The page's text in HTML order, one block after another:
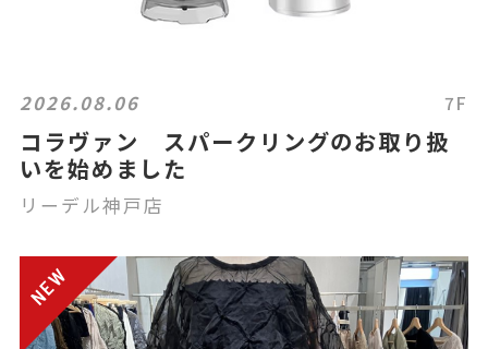
2026.08.06 7F
コラヴァン スパークリングのお取り扱
いを始めました
リーデル神戸店